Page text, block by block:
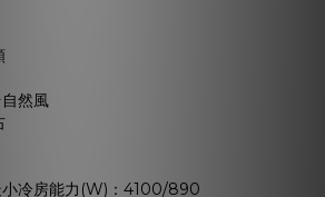
然風
冷房能力(W)：4100/890